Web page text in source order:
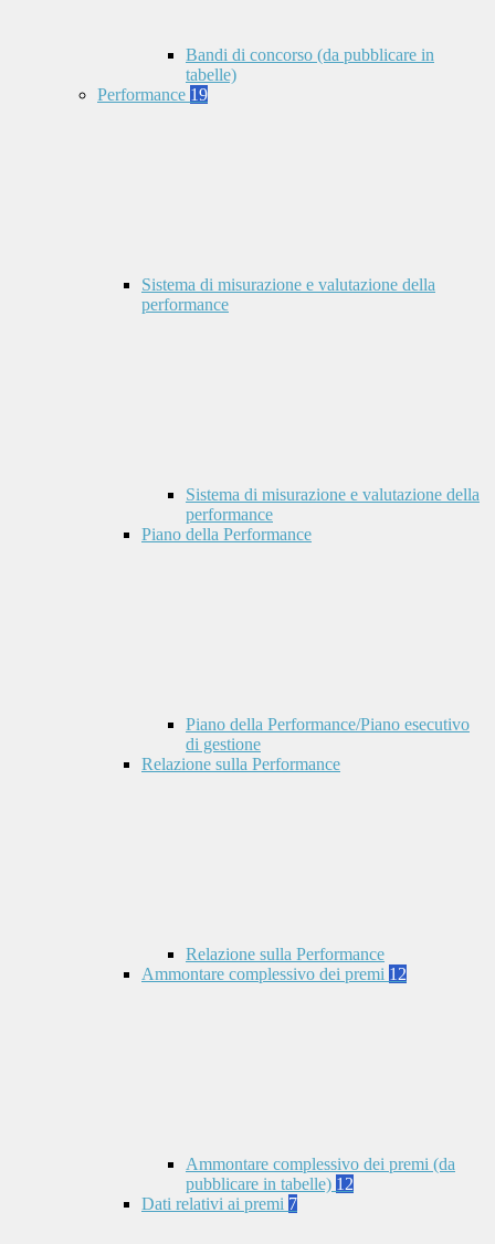
Bandi di concorso (da pubblicare in
tabelle)
Performance 19
Sistema di misurazione e valutazione della
performance
Sistema di misurazione e valutazione della
performance
Piano della Performance
Piano della Performance/Piano esecutivo
di gestione
Relazione sulla Performance
Relazione sulla Performance
Ammontare complessivo dei premi 12
Ammontare complessivo dei premi (da
pubblicare in tabelle) 12
Dati relativi ai premi 7